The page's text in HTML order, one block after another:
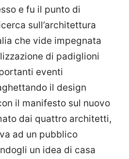
e fu il punto di
sull’architettura
che vide impegnata
di padiglioni
eventi
il design
il manifesto sul nuovo
dai quattro architetti,
ad un pubblico
un idea di casa